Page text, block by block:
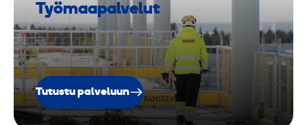
Työmaapalvelut
Tutustu palveluun